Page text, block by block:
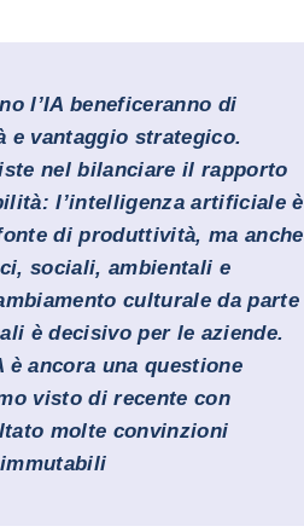
l’IA beneficeranno di
vantaggio strategico.
nel bilanciare il rapporto
l’intelligenza artificiale è
di produttività, ma anche
sociali, ambientali e
culturale da parte
è decisivo per le aziende.
ancora una questione
visto di recente con
molte convinzioni